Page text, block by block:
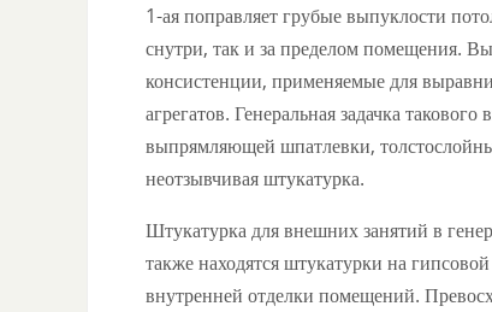
1-ая поправляет грубые выпуклости
снутри, так и за пределом помещения.
консистенции, применяемые для
агрегатов. Генеральная задачка
выпрямляющей шпатлевки,
неотзывчивая штукатурка.
Штукатурка для внешних занятий в
также находятся штукатурки на
внутренней отделки помещений.